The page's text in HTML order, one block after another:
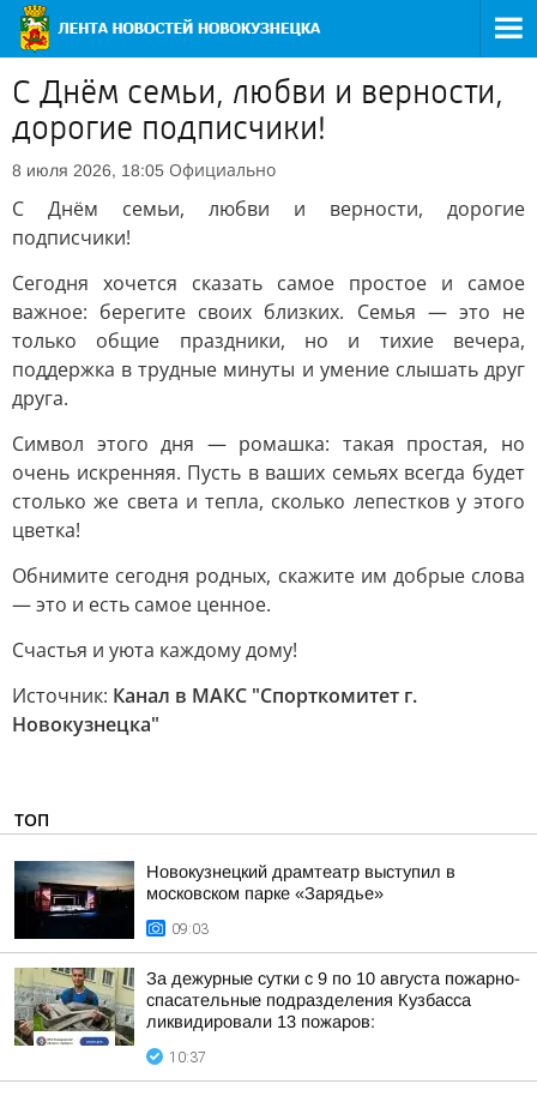
С Днём семьи, любви и верности,
дорогие подписчики!
8 июля 2026, 18:05 Официально
С Днём семьи, любви и верности, дорогие
подписчики!
Сегодня хочется сказать самое простое и самое
важное: берегите своих близких. Семья — это не
только общие праздники, но и тихие вечера,
поддержка в трудные минуты и умение слышать друг
друга.
Символ этого дня — ромашка: такая простая, но
очень искренняя. Пусть в ваших семьях всегда будет
столько же света и тепла, сколько лепестков у этого
цветка!
Обнимите сегодня родных, скажите им добрые слова
— это и есть самое ценное.
Счастья и уюта каждому дому!
Источник: Канал в МАКС "Спорткомитет г.
Новокузнецка"
ТОП
Новокузнецкий драмтеатр выступил в
московском парке «Зарядье»
09:03
За дежурные сутки с 9 по 10 августа пожарно-
спасательные подразделения Кузбасса
ликвидировали 13 пожаров:
10:37